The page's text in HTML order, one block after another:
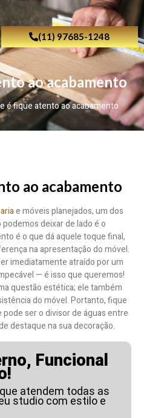
(11) 97685-1248
ao acabamento
é fique atento ao acabamento
ao acabamento
e móveis planejados, um dos
deixar de lado é o
é o que dá aquele toque final,
na apresentação do móvel.
imediatamente atraído por um
— é isso que queremos!
questão estética; ele também
do móvel. Portanto, fique
ser o divisor de águas entre
destaque na sua decoração.
Funcional
atendem todas as
studio com estilo e